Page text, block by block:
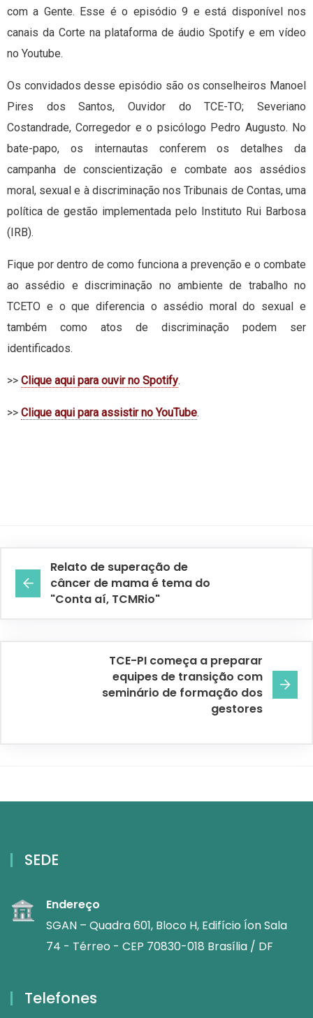
com a Gente. Esse é o episódio 9 e está disponível nos
canais da Corte na plataforma de áudio Spotify e em vídeo
no Youtube.
Os convidados desse episódio são os conselheiros Manoel
Pires dos Santos, Ouvidor do TCE-TO; Severiano
Costandrade, Corregedor e o psicólogo Pedro Augusto. No
bate-papo, os internautas conferem os detalhes da
campanha de conscientização e combate aos assédios
moral, sexual e à discriminação nos Tribunais de Contas, uma
política de gestão implementada pelo Instituto Rui Barbosa
(IRB).
Fique por dentro de como funciona a prevenção e o combate
ao assédio e discriminação no ambiente de trabalho no
TCETO e o que diferencia o assédio moral do sexual e
também como atos de discriminação podem ser
identificados.
>> Clique aqui para ouvir no Spotify.
>> Clique aqui para assistir no YouTube.
Relato de superação de
câncer de mama é tema do
"Conta aí, TCMRio"
TCE-PI começa a preparar
equipes de transição com
seminário de formação dos
gestores
SEDE
Endereço
SGAN – Quadra 601, Bloco H, Edifício Íon Sala
74 - Térreo - CEP 70830-018 Brasília / DF
Telefones